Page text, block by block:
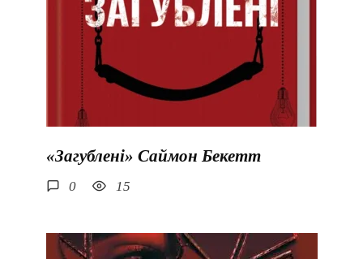
«Загублені» Саймон Бекетт
0 15